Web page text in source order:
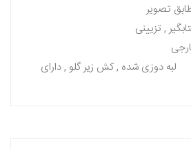
تصویر
, تزیینی
لبه دوزی شده , کش زیر گلو , دارای